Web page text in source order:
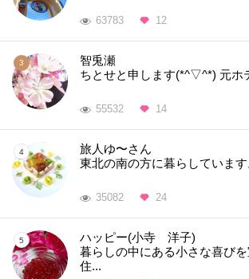
63783 12
智兎瀬
ちとせと申します(*^▽^*) 元ホ
55532 14
旅人ゆ〜さん
東北の南の方に暮らしていま
35082 24
ハッピー(小寺 洋子)
暮らしの中にある小さな喜び
住...